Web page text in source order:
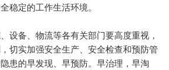
稳定的工作生活环境。
设备、物流等各有关部门要高度重视，
切实加强安全生产、安全检查和预防管
患的早发现、早预防。早治理，早淘